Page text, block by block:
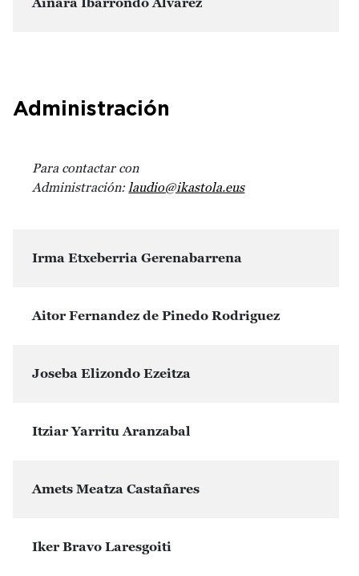
Administración
Para contactar con
Administración:laudio@ikastola.eus
Irma Etxeberria Gerenabarrena
Aitor Fernandez de Pinedo Rodriguez
Joseba Elizondo Ezeitza
Itziar Yarritu Aranzabal
Amets Meatza Castañares
Iker Bravo Laresgoiti